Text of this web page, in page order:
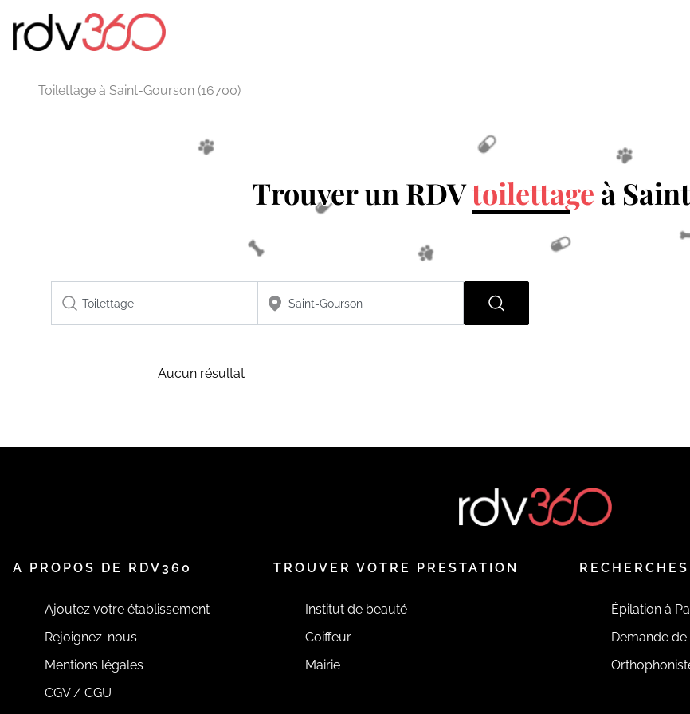
Toilettage à Saint-Gourson (16700)
Trouver un RDVtoilettage à
Aucun résultat
A PROPOS DE RDV360
Ajoutez votre établissement
Rejoignez-nous
Mentions légales
CGV / CGU
TROUVER VOTRE PRESTATION
Institut de beauté
Coiffeur
Mairie
Épilation à
Demande